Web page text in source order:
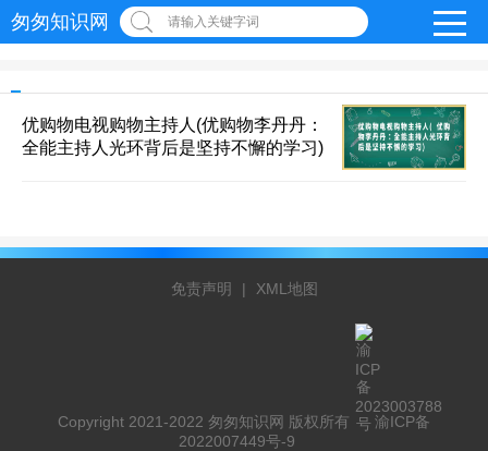
匆匆知识网 请输入关键字词
优购物电视购物主持人(优购物李丹丹：
全能主持人光环背后是坚持不懈的学习)
免责声明 | XML地图
Copyright 2021-2022 匆匆知识网 版权所有
渝ICP备
2022007449号-9